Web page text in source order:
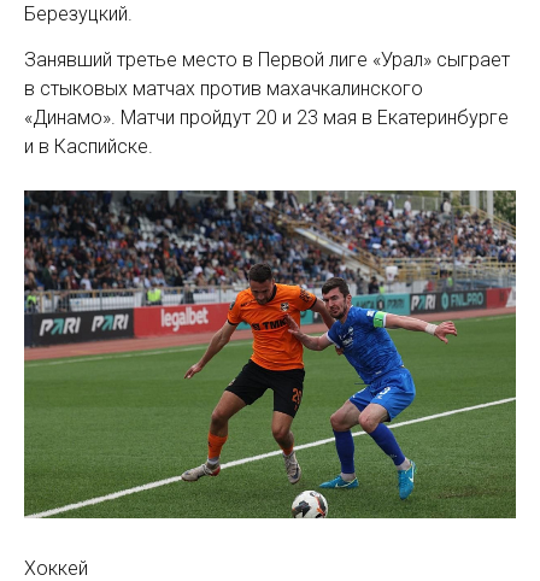
Березуцкий.
Занявший третье место в Первой лиге «Урал» сыграет
в стыковых матчах против махачкалинского
«Динамо». Матчи пройдут 20 и 23 мая в Екатеринбурге
и в Каспийске.
Хоккей